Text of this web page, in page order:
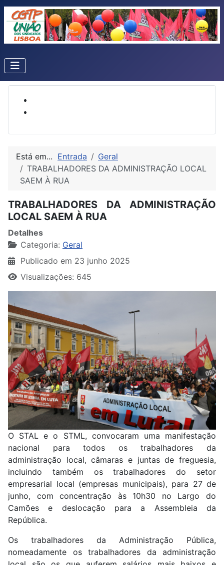
Está em... Entrada
Geral
TRABALHADORES DA ADMINISTRAÇÃO LOCAL
SAEM À RUA
TRABALHADORES DA ADMINISTRAÇÃO
LOCAL SAEM À RUA
Detalhes
Categoria: Geral
Publicado em 23 junho 2025
Visualizações: 645
O STAL e o STML, convocaram uma manifestação
nacional para todos os trabalhadores da
administração local, câmaras e juntas de freguesia,
incluindo também os trabalhadores do setor
empresarial local (empresas municipais), para 27 de
junho, com concentração às 10h30 no Largo do
Camões e deslocação para a Assembleia da
República.
Os trabalhadores da Administração Pública,
nomeadamente os trabalhadores da administração